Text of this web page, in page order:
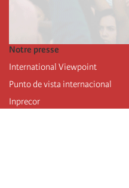
Notre presse
International Viewpoint
Punto de vista internacional
Inprecor